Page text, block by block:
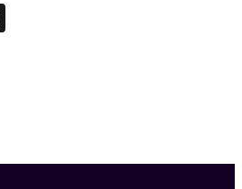
və nəqliyyat